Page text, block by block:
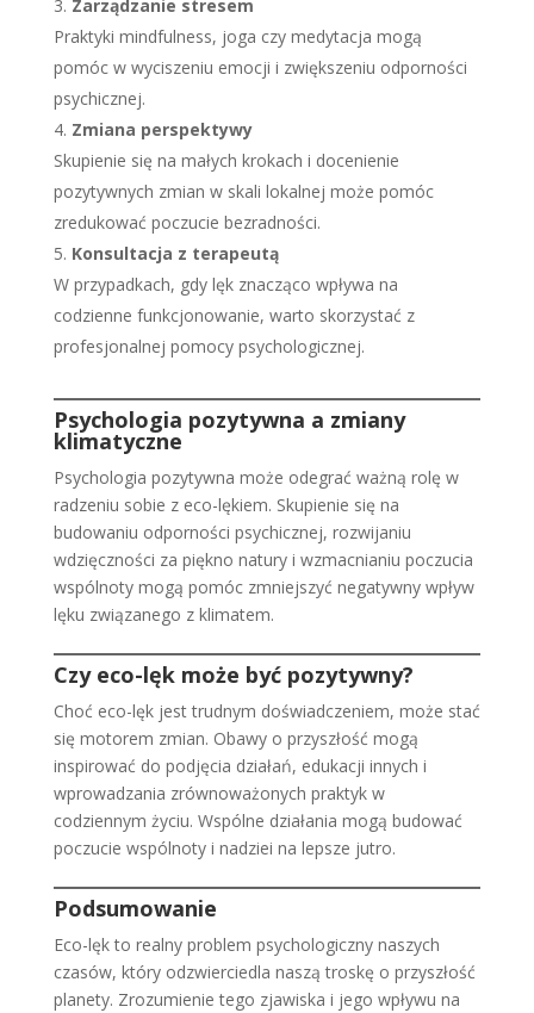
Zarządzanie stresem
Praktyki mindfulness, joga czy medytacja mogą
pomóc w wyciszeniu emocji i zwiększeniu odporności
psychicznej.
Zmiana perspektywy
Skupienie się na małych krokach i docenienie
pozytywnych zmian w skali lokalnej może pomóc
zredukować poczucie bezradności.
Konsultacja z terapeutą
W przypadkach, gdy lęk znacząco wpływa na
codzienne funkcjonowanie, warto skorzystać z
profesjonalnej pomocy psychologicznej.
Psychologia pozytywna a zmiany
klimatyczne
Psychologia pozytywna może odegrać ważną rolę w
radzeniu sobie z eco-lękiem. Skupienie się na
budowaniu odporności psychicznej, rozwijaniu
wdzięczności za piękno natury i wzmacnianiu poczucia
wspólnoty mogą pomóc zmniejszyć negatywny wpływ
lęku związanego z klimatem.
Czy eco-lęk może być pozytywny?
Choć eco-lęk jest trudnym doświadczeniem, może stać
się motorem zmian. Obawy o przyszłość mogą
inspirować do podjęcia działań, edukacji innych i
wprowadzania zrównoważonych praktyk w
codziennym życiu. Wspólne działania mogą budować
poczucie wspólnoty i nadziei na lepsze jutro.
Podsumowanie
Eco-lęk to realny problem psychologiczny naszych
czasów, który odzwierciedla naszą troskę o przyszłość
planety. Zrozumienie tego zjawiska i jego wpływu na